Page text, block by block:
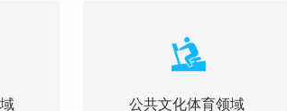
公共文化体育领域